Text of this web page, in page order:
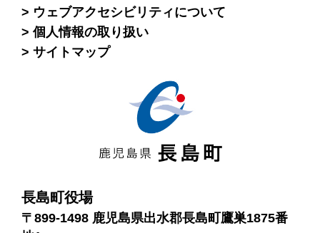
ウェブアクセシビリティについて
個人情報の取り扱い
サイトマップ
長島町役場
〒899-1498 鹿児島県出水郡長島町鷹巣1875番